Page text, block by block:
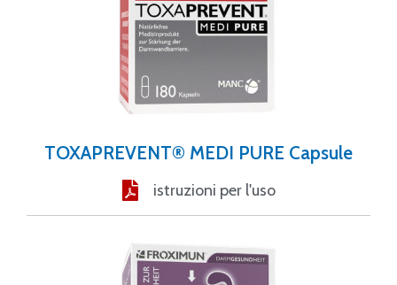
TOXAPREVENT® MEDI PURE Capsule
istruzioni per l'uso